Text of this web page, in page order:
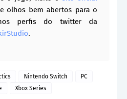
olhos bem abertos para o
perfis do twitter da
.
Nintendo Switch
PC
Xbox Series